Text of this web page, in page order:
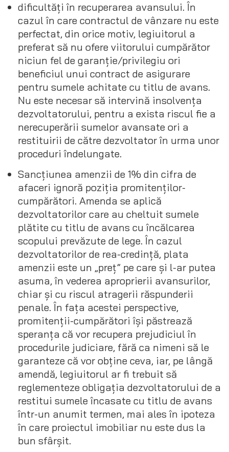
dificultăți în recuperarea avansului. În
cazul în care contractul de vânzare nu este
perfectat, din orice motiv, legiuitorul a
preferat să nu ofere viitorului cumpărător
niciun fel de garanție/privilegiu ori
beneficiul unui contract de asigurare
pentru sumele achitate cu titlu de avans.
Nu este necesar să intervină insolvența
dezvoltatorului, pentru a exista riscul fie a
nerecuperării sumelor avansate ori a
restituirii de către dezvoltator în urma unor
proceduri îndelungate.
Sancțiunea amenzii de 1% din cifra de
afaceri ignoră poziția promitenților-
cumpărători. Amenda se aplică
dezvoltatorilor care au cheltuit sumele
plătite cu titlu de avans cu încălcarea
scopului prevăzute de lege. În cazul
dezvoltatorilor de rea-credință, plata
amenzii este un „preț” pe care și l-ar putea
asuma, în vederea aproprierii avansurilor,
chiar și cu riscul atragerii răspunderii
penale. În fața acestei perspective,
promitenții-cumpărători își păstrează
speranța că vor recupera prejudiciul în
procedurile judiciare, fără ca nimeni să le
garanteze că vor obține ceva, iar, pe lângă
amendă, legiuitorul ar fi trebuit să
reglementeze obligația dezvoltatorului de a
restitui sumele încasate cu titlu de avans
într-un anumit termen, mai ales în ipoteza
în care proiectul imobiliar nu este dus la
bun sfârșit.